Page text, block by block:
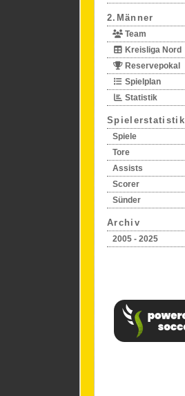
2.Männer
Team
Kreisliga Nord
Reservepokal
Spielplan
Statistik
Spielerstatistik
Spiele
Tore
Assists
Scorer
Sünder
Archiv
2005 - 2025